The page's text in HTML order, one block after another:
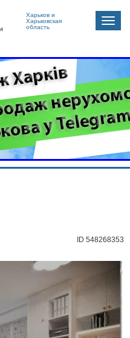
Харьков и
Харьковская
область
Toggle
ID 548268353